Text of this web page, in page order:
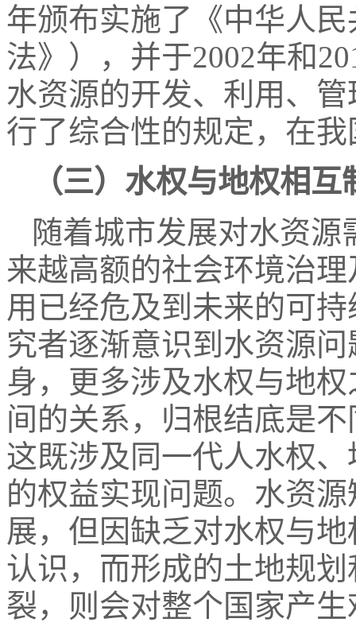
年颁布实施了《中华人
法》），并于2002年和
水资源的开发、利用、
行了综合性的规定，在
（三）水权与地权相互
随着城市发展对水资
来越高额的社会环境治
用已经危及到未来的可
究者逐渐意识到水资源
身，更多涉及水权与地
间的关系，归根结底是
这既涉及同一代人水权
的权益实现问题。水资
展，但因缺乏对水权与
认识，而形成的土地规
裂，则会对整个国家产